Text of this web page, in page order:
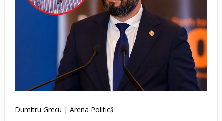
Dumitru Grecu | Arena Politică